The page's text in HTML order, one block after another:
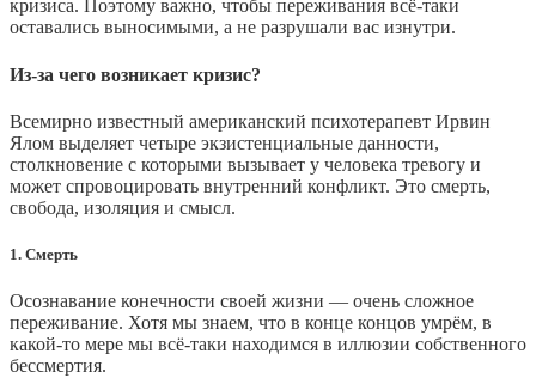
кризиса. Поэтому важно, чтобы переживания всё-таки
оставались выносимыми, а не разрушали вас изнутри.
Из-за чего возникает кризис?
Всемирно известный американский психотерапевт Ирвин
Ялом выделяет четыре экзистенциальные данности,
столкновение с которыми вызывает у человека тревогу и
может спровоцировать внутренний конфликт. Это смерть,
свобода, изоляция и смысл.
1. Смерть
Осознавание конечности своей жизни — очень сложное
переживание. Хотя мы знаем, что в конце концов умрём, в
какой-то мере мы всё-таки находимся в иллюзии собственного
бессмертия.